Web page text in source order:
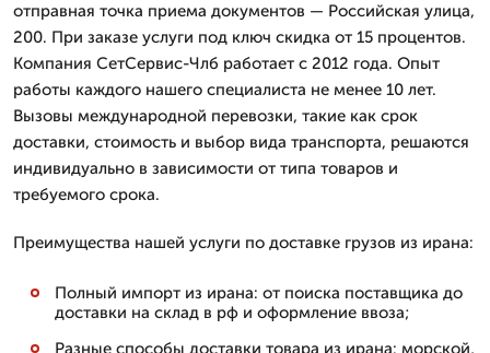
отправная точка приема документов — Российская улица,
200. При заказе услуги под ключ скидка от 15 процентов.
Компания СетСервис-Члб работает с 2012 года. Опыт
работы каждого нашего специалиста не менее 10 лет.
Вызовы международной перевозки, такие как срок
доставки, стоимость и выбор вида транспорта, решаются
индивидуально в зависимости от типа товаров и
требуемого срока.
Преимущества нашей услуги по доставке грузов из ирана:
Полный импорт из ирана: от поиска поставщика до
доставки на склад в рф и оформление ввоза;
Разные способы доставки товара из ирана: морской,